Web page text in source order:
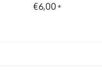
33cm x 33cm
€6,00 *